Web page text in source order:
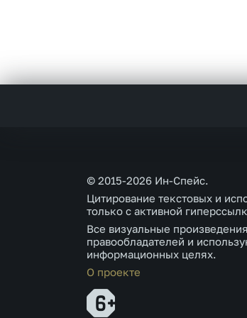
© 2015-2026 Ин-Спейс.
Цитирование текстовых и
только с активной
Все визуальные
правообладателей и
информационных целях.
О проекте